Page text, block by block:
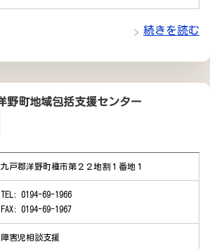
続きを読む
野町地域包括支援センター
九戸郡洋野町種市第２２地割１番地１
TEL: 0194-69-1966
FAX: 0194-69-1967
障害児相談支援